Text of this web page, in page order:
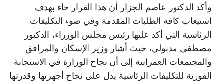
وأكد الدكتور عاصم الجزار أن هذا القرار جاء بهدف
استيعاب كافة الطلبات المقدمة وفي ضوء التكليفات
الرئاسية التي أكد عليها رئيس مجلس الوزراء، الدكتور
مصطفى مدبولي، حيث أشار وزير الإسكان والمرافق
والمجتمعات العمرانية إلى أن نجاح الوزارة في الاستجابة
الفورية للتكليفات الرئاسية يدل على نجاح أجهزتها وقدرتها